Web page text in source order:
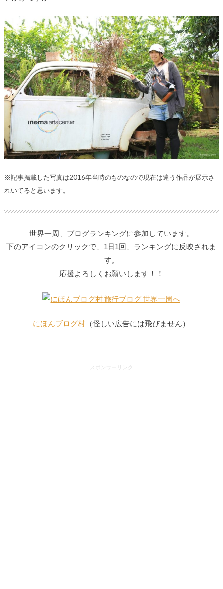
※記事掲載した写真は2016年当時のものなので現在は違う作品が展示さ
れいてると思います。
世界一周、ブログランキングに参加しています。
下のアイコンのクリックで、1日1回、ランキングに反映されま
す。
応援よろしくお願いします！！
にほんブログ村 （怪しい広告には飛びません）
スポンサーリンク